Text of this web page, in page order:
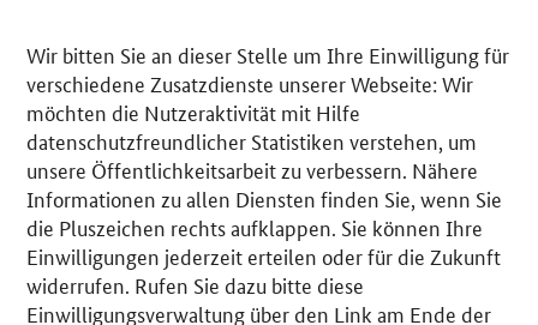
Wir bitten Sie an dieser Stelle um Ihre Einwilligung für
verschiedene Zusatzdienste unserer Webseite: Wir
möchten die Nutzeraktivität mit Hilfe
datenschutzfreundlicher Statistiken verstehen, um
unsere Öffentlichkeitsarbeit zu verbessern. Nähere
Informationen zu allen Diensten finden Sie, wenn Sie
die Pluszeichen rechts aufklappen. Sie können Ihre
Einwilligungen jederzeit erteilen oder für die Zukunft
widerrufen. Rufen Sie dazu bitte diese
Einwilligungsverwaltung über den Link am Ende der